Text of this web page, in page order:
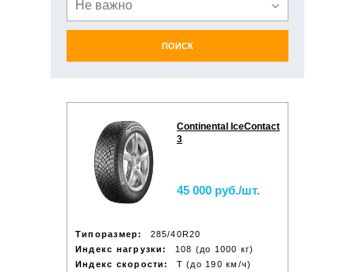
Не важно
ПОИСК
Continental IceContact
3
45 000 руб./шт.
Типоразмер:
285/40R20
Индекс нагрузки:
108 (до 1000 кг)
Индекс скорости:
T (до 190 км/ч)